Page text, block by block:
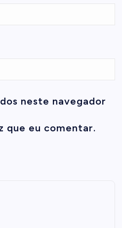
neste navegador
que eu comentar.